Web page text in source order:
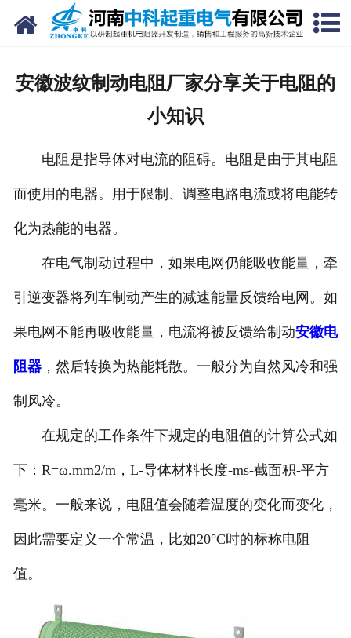
网站首页
联系我们
安徽波纹制动电阻厂家分享关于电阻的
小知识
电阻是指导体对电流的阻碍。电阻是由于其电阻
而使用的电器。用于限制、调整电路电流或将电能转
化为热能的电器。
在电气制动过程中，如果电网仍能吸收能量，牵
引逆变器将列车制动产生的减速能量反馈给电网。如
果电网不能再吸收能量，电流将被反馈给制动安徽电
阻器，然后转换为热能耗散。一般分为自然风冷和强
制风冷。
在规定的工作条件下规定的电阻值的计算公式如
下：R=ω.mm2/m，L-导体材料长度-ms-截面积-平方
毫米。一般来说，电阻值会随着温度的变化而变化，
因此需要定义一个常温，比如20°C时的标称电阻
值。